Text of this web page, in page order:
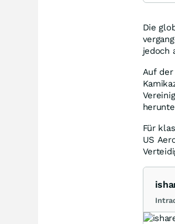
Die
jedoch
Auf
Für
US